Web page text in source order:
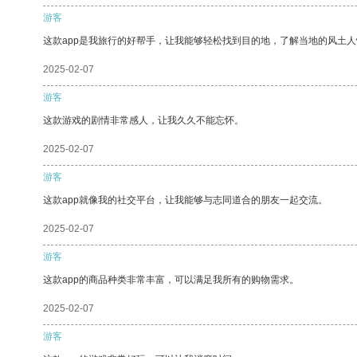
游客
这款app是我旅行的好帮手，让我能够轻松找到目的地，了解当地的风土
2025-02-07
游客
这款游戏的剧情非常感人，让我久久不能忘怀。
2025-02-07
游客
这款app就像我的社交平台，让我能够与志同道合的朋友一起交流。
2025-02-07
游客
这款app的商品种类非常丰富，可以满足我所有的购物需求。
2025-02-07
游客